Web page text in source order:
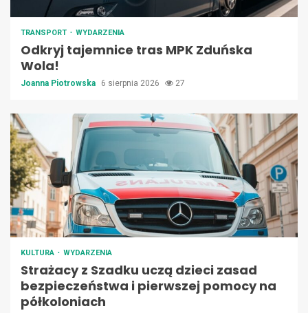
TRANSPORT WYDARZENIA
Odkryj tajemnice tras MPK Zduńska
Wola!
Joanna Piotrowska 6 sierpnia 2026 27
KULTURA WYDARZENIA
Strażacy z Szadku uczą dzieci zasad
bezpieczeństwa i pierwszej pomocy na
półkoloniach